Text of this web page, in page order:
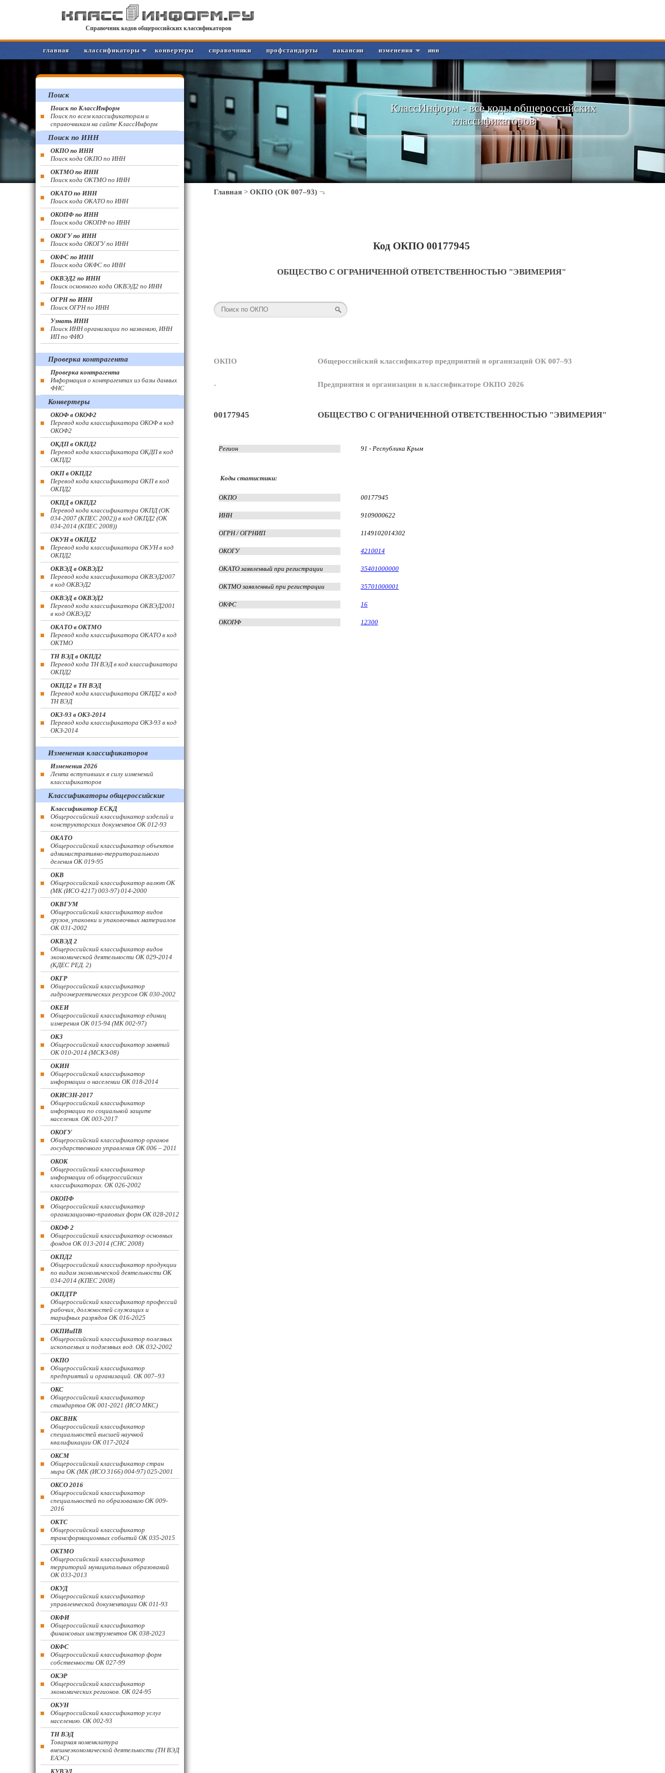
Справочник кодов общероссийских классификаторов
главная классификаторы конвертеры справочники профстандарты вакансии изменения инн
КлассИнформ - все коды общероссийских
классификаторов
Главная > ОКПО (ОК 007–93)
Код ОКПО 00177945
ОБЩЕСТВО С ОГРАНИЧЕННОЙ ОТВЕТСТВЕННОСТЬЮ "ЭВИМЕРИЯ"
ОКПО Общероссийский классификатор предприятий и организаций ОК 007–93
- Предприятия и организации в классификаторе ОКПО 2026
00177945 ОБЩЕСТВО С ОГРАНИЧЕННОЙ ОТВЕТСТВЕННОСТЬЮ "ЭВИМЕРИЯ"
Регион 91 - Республика Крым
Коды статистики:
ОКПО 00177945
ИНН 9109000622
ОГРН / ОГРНИП 1149102014302
ОКОГУ 4210014
ОКАТО заявленный при регистрации 35401000000
ОКТМО заявленный при регистрации 35701000001
ОКФС 16
ОКОПФ 12300
Поиск
Поиск по КлассИнформ
Поиск по всем классификаторам и
справочникам на сайте КлассИнформ
Поиск по ИНН
ОКПО по ИНН
Поиск кода ОКПО по ИНН
ОКТМО по ИНН
Поиск кода ОКТМО по ИНН
ОКАТО по ИНН
Поиск кода ОКАТО по ИНН
ОКОПФ по ИНН
Поиск кода ОКОПФ по ИНН
ОКОГУ по ИНН
Поиск кода ОКОГУ по ИНН
ОКФС по ИНН
Поиск кода ОКФС по ИНН
ОКВЭД2 по ИНН
Поиск основного кода ОКВЭД2 по ИНН
ОГРН по ИНН
Поиск ОГРН по ИНН
Узнать ИНН
Поиск ИНН организации по названию, ИНН
ИП по ФИО
Проверка контрагента
Проверка контрагента
Информация о контрагентах из базы данных
ФНС
Конвертеры
ОКОФ в ОКОФ2
Перевод кода классификатора ОКОФ в код
ОКОФ2
ОКДП в ОКПД2
Перевод кода классификатора ОКДП в код
ОКПД2
ОКП в ОКПД2
Перевод кода классификатора ОКП в код
ОКПД2
ОКПД в ОКПД2
Перевод кода классификатора ОКПД (ОК
034-2007 (КПЕС 2002)) в код ОКПД2 (ОК
034-2014 (КПЕС 2008))
ОКУН в ОКПД2
Перевод кода классификатора ОКУН в код
ОКПД2
ОКВЭД в ОКВЭД2
Перевод кода классификатора ОКВЭД2007
в код ОКВЭД2
ОКВЭД в ОКВЭД2
Перевод кода классификатора ОКВЭД2001
в код ОКВЭД2
ОКАТО в ОКТМО
Перевод кода классификатора ОКАТО в код
ОКТМО
ТН ВЭД в ОКПД2
Перевод кода ТН ВЭД в код классификатора
ОКПД2
ОКПД2 в ТН ВЭД
Перевод кода классификатора ОКПД2 в код
ТН ВЭД
ОКЗ-93 в ОКЗ-2014
Перевод кода классификатора ОКЗ-93 в код
ОКЗ-2014
Изменения классификаторов
Изменения 2026
Лента вступивших в силу изменений
классификаторов
Классификаторы общероссийские
Классификатор ЕСКД
Общероссийский классификатор изделий и
конструкторских документов ОК 012-93
ОКАТО
Общероссийский классификатор объектов
административно-территориального
деления ОК 019-95
ОКВ
Общероссийский классификатор валют ОК
(МК (ИСО 4217) 003-97) 014-2000
ОКВГУМ
Общероссийский классификатор видов
грузов, упаковки и упаковочных материалов
ОК 031-2002
ОКВЭД 2
Общероссийский классификатор видов
экономической деятельности ОК 029-2014
(КДЕС РЕД. 2)
ОКГР
Общероссийский классификатор
гидроэнергетических ресурсов ОК 030-2002
ОКЕИ
Общероссийский классификатор единиц
измерения ОК 015-94 (МК 002-97)
ОКЗ
Общероссийский классификатор занятий
ОК 010-2014 (МСКЗ-08)
ОКИН
Общероссийский классификатор
информации о населении ОК 018-2014
ОКИСЗН-2017
Общероссийский классификатор
информации по социальной защите
населения. ОК 003-2017
ОКОГУ
Общероссийский классификатор органов
государственного управления ОК 006 – 2011
ОКОК
Общероссийский классификатор
информации об общероссийских
классификаторах. ОК 026-2002
ОКОПФ
Общероссийский классификатор
организационно-правовых форм ОК 028-2012
ОКОФ 2
Общероссийский классификатор основных
фондов ОК 013-2014 (СНС 2008)
ОКПД2
Общероссийский классификатор продукции
по видам экономической деятельности ОК
034-2014 (КПЕС 2008)
ОКПДТР
Общероссийский классификатор профессий
рабочих, должностей служащих и
тарифных разрядов ОК 016-2025
ОКПИиПВ
Общероссийский классификатор полезных
ископаемых и подземных вод. ОК 032-2002
ОКПО
Общероссийский классификатор
предприятий и организаций. ОК 007–93
ОКС
Общероссийский классификатор
стандартов ОК 001-2021 (ИСО МКС)
ОКСВНК
Общероссийский классификатор
специальностей высшей научной
квалификации ОК 017-2024
ОКСМ
Общероссийский классификатор стран
мира ОК (МК (ИСО 3166) 004-97) 025-2001
ОКСО 2016
Общероссийский классификатор
специальностей по образованию ОК 009-
2016
ОКТС
Общероссийский классификатор
трансформационных событий ОК 035-2015
ОКТМО
Общероссийский классификатор
территорий муниципальных образований
ОК 033-2013
ОКУД
Общероссийский классификатор
управленческой документации ОК 011-93
ОКФИ
Общероссийский классификатор
финансовых инструментов OK 038-2023
ОКФС
Общероссийский классификатор форм
собственности ОК 027-99
ОКЭР
Общероссийский классификатор
экономических регионов. ОК 024-95
ОКУН
Общероссийский классификатор услуг
населению. ОК 002-93
ТН ВЭД
Товарная номенклатура
внешнеэкономической деятельности (ТН ВЭД
ЕАЭС)
КУВЭД